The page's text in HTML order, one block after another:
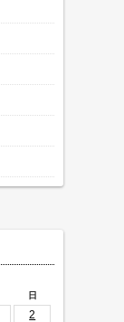
日
2